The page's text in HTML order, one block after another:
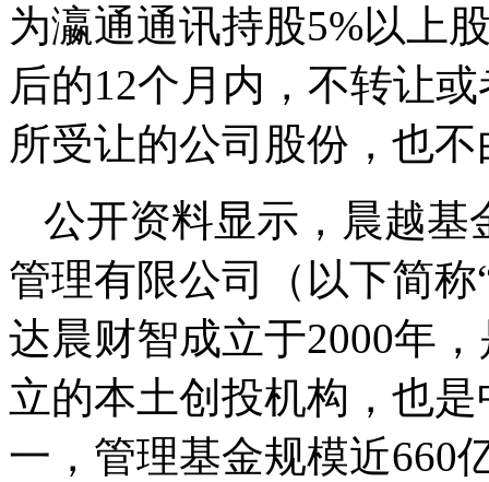
为瀛通通讯持股5%以上
后的12个月内，不转让
所受让的公司股份，也
公开资料显示，晨越基
管理有限公司（以下简
达晨财智成立于2000年
立的本土创投机构，也
一，管理基金规模近660